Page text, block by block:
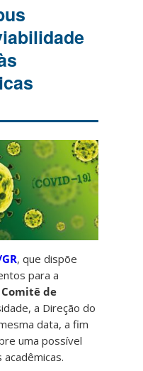
, que dispõe
para a
Comitê de
a Direção do
data, a fim
uma possível